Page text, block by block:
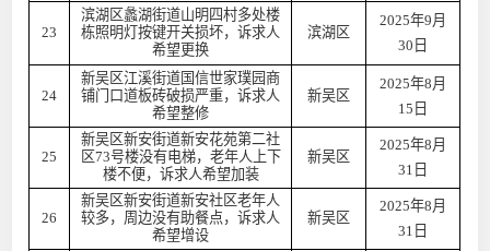
23
滨湖区蠡湖街道山明四村多处楼
栋照明灯按键开关损坏，诉求人
希望更换
滨湖区
2025年9月
30日
24
新吴区江溪街道国信世家璞园商
铺门口道板砖破损严重，诉求人
希望整修
新吴区
2025年8月
15日
25
新吴区新安街道新安花苑第二社
区73号楼没有电梯，老年人上下
楼不便，诉求人希望加装
新吴区
2025年8月
31日
26
新吴区新安街道新安社区老年人
较多，周边没有助餐点，诉求人
希望增设
新吴区
2025年8月
31日